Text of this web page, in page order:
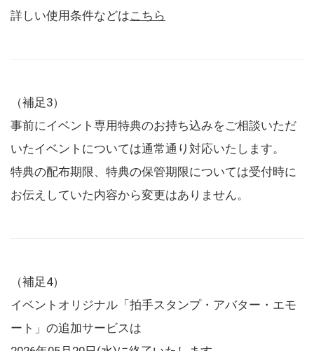
詳しい使用条件などはこちら
（補足3）
事前にイベント専用特典のお持ち込みをご相談いただ
いたイベントについては通常通り対応いたします。
特典の配布期限、特典の保管期限については受付時に
お伝えしていた内容から変更はありません。
（補足4）
イベントオリジナル「拍手スタンプ・アバター・エモ
ート」の追加サービスは